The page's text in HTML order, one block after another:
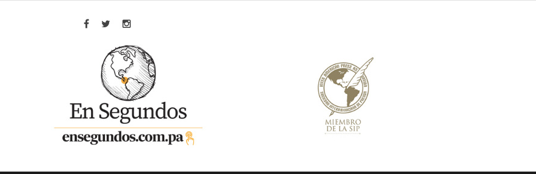
Facebook
TwitterInstagram